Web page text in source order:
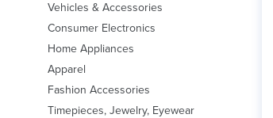
Vehicles & Accessories
Consumer Electronics
Home Appliances
Apparel
Fashion Accessories
Timepieces, Jewelry, Eyewear